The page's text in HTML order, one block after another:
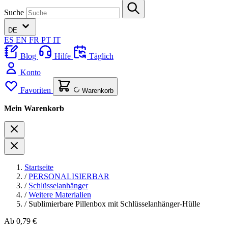
Suche
DE
ES EN FR PT IT
Blog
Hilfe
Täglich
Konto
Favoriten Warenkorb
Mein Warenkorb
Startseite
/ PERSONALISIERBAR
/ Schlüsselanhänger
/ Weitere Materialien
/ Sublimierbare Pillenbox mit Schlüsselanhänger-Hülle
Ab 0,79 €